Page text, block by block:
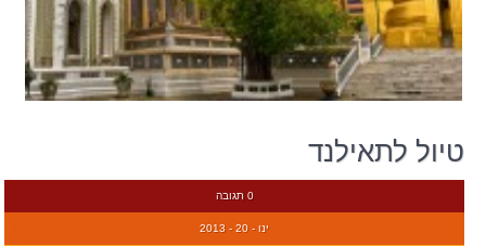
טיול לתאילנד
0 תגובה
ינו - 20 - 2013